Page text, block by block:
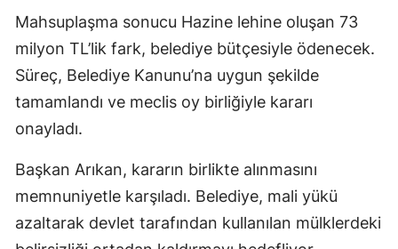
Mahsuplaşma sonucu Hazine lehine oluşan 73
milyon TL’lik fark, belediye bütçesiyle ödenecek.
Süreç, Belediye Kanunu’na uygun şekilde
tamamlandı ve meclis oy birliğiyle kararı
onayladı.
Başkan Arıkan, kararın birlikte alınmasını
memnuniyetle karşıladı. Belediye, mali yükü
azaltarak devlet tarafından kullanılan mülklerdeki